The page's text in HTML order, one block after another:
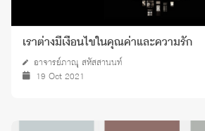
เราต่างมีเงื่อนไขในคุณค่าและความรัก
อาจารย์ภาณุ สหัสสานนท์
19 Oct 2021